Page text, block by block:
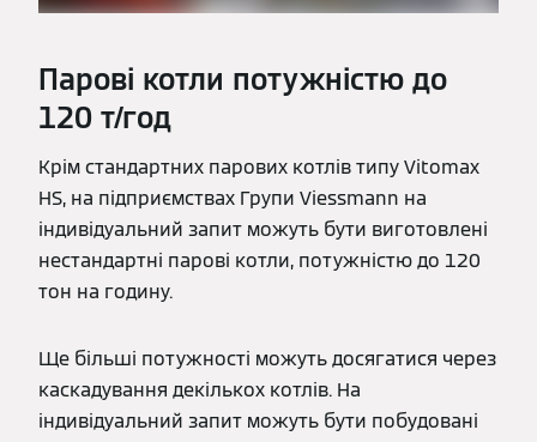
Парові котли потужністю до
120 т/год
Крім стандартних парових котлів типу Vitomax
HS, на підприємствах Групи Viessmann на
індивідуальний запит можуть бути виготовлені
нестандартні парові котли, потужністю до 120
тон на годину.
Ще більші потужності можуть досягатися через
каскадування декількох котлів. На
індивідуальний запит можуть бути побудовані